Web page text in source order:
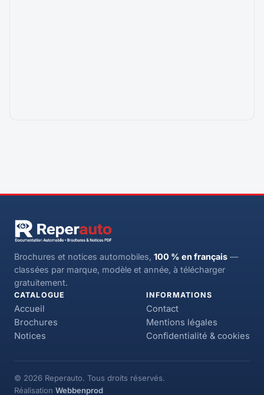
Brochures et notices automobiles, 100 % en français —
classées par marque, modèle et année, à télécharger
gratuitement.
CATALOGUE
Accueil
Brochures
Notices
INFORMATIONS
Contact
Mentions légales
Confidentialité & cookies
© 2026 Reperauto. Tous droits réservés.
Réalisation Webbenprod